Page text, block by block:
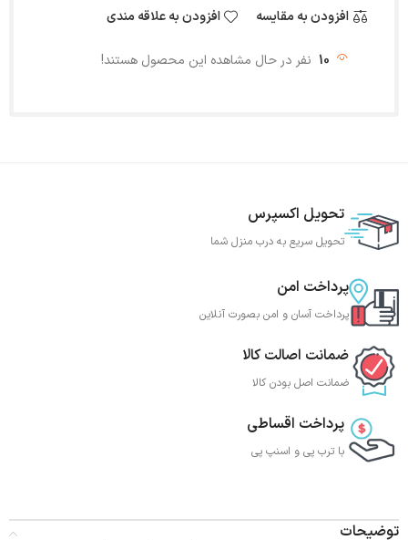
افزودن به مقایسه
افزودن به علاقه مندی
10 نفر در حال مشاهده این محصول هستند!
تحویل اکسپرس
تحویل سریع به درب منزل شما
پرداخت امن
پرداخت آسان و امن بصورت آنلاین
ضمانت اصالت کالا
ضمانت اصل بودن کالا
پرداخت اقساطی
با ترب‌ پی و اسنپ پی
توضیحات